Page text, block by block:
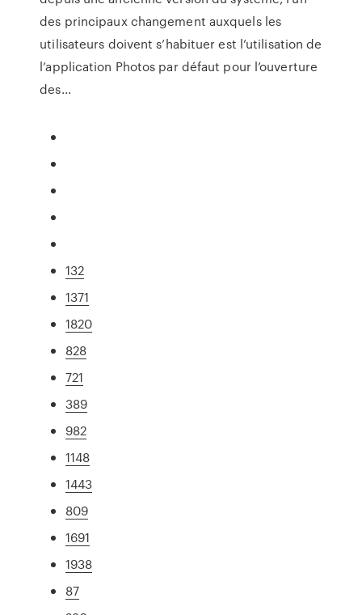
des principaux changement auxquels les
utilisateurs doivent s’habituer est l’utilisation de
l’application Photos par défaut pour l’ouverture
des...
132
1371
1820
828
721
389
982
1148
1443
809
1691
1938
87